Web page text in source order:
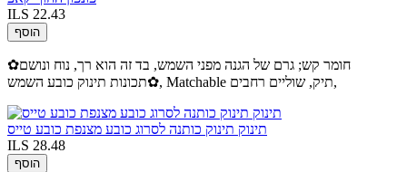
ILS 22.43
הוסף
✿חומר קש; גרם של הגנה מפני השמש, בד זה הוא רך, נוח ונושם
✿תכונות תינוק כובע השמש, Matchable תיק, שוליים רחבים,
תינוק תינוק כותנה לסרוג כובע מצנפת כובע טייס
ILS 28.48
הוסף